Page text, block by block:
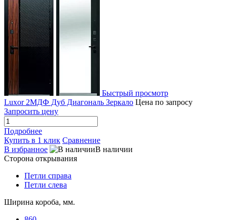
Быстрый просмотр
Luxor 2МДФ Дуб Диагональ Зеркало Цена по запросу
Запросить цену
Подробнее
Купить в 1 клик Сравнение
В избранное
В наличии
Сторона открывания
Петли справа
Петли слева
Ширина короба, мм.